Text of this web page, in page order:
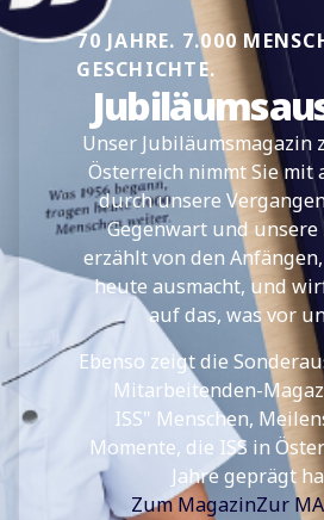
70 JAHRE. 7.000
GESCHICHTE.
Unser Jubiläumsmagazin
Österreich nimmt Sie mit
durch unsere
Gegenwart und unsere
erzählt von den
heute ausmacht, und
auf das, was vor
Ebenso zeigt die
Mitarbeitenden-
ISS" Menschen,
Momente, die ISS in
Jahre geprägt
Zum MagazinZur